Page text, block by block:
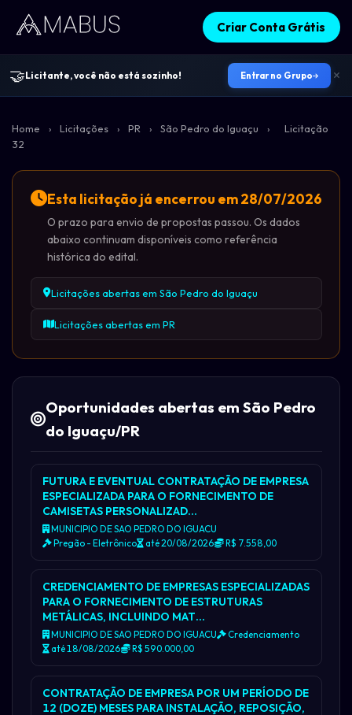
Criar Conta Grátis
🤝Licitante, você não está sozinho! Entrar no Grupo
Home › Licitações › PR › São Pedro do Iguaçu ›
Licitação
32
Esta licitação já encerrou em 28/07/2026
O prazo para envio de propostas passou. Os dados
abaixo continuam disponíveis como referência
histórica do edital.
Licitações abertas em São Pedro do Iguaçu
Licitações abertas em PR
Oportunidades abertas em São Pedro
do Iguaçu/PR
FUTURA E EVENTUAL CONTRATAÇÃO DE EMPRESA
ESPECIALIZADA PARA O FORNECIMENTO DE
CAMISETAS PERSONALIZAD…
MUNICIPIO DE SAO PEDRO DO IGUACU
Pregão - Eletrônico até 20/08/2026 R$ 7.558,00
CREDENCIAMENTO DE EMPRESAS ESPECIALIZADAS
PARA O FORNECIMENTO DE ESTRUTURAS
METÁLICAS, INCLUINDO MAT…
MUNICIPIO DE SAO PEDRO DO IGUACU
Credenciamento
até 18/08/2026
R$ 590.000,00
CONTRATAÇÃO DE EMPRESA POR UM PERÍODO DE
12 (DOZE) MESES PARA INSTALAÇÃO, REPOSIÇÃO,